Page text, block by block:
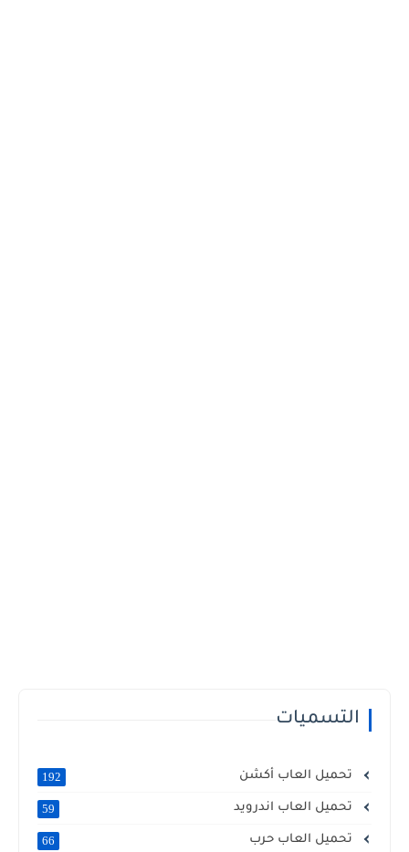
التسميات
تحميل العاب أكشن 192
تحميل العاب اندرويد 59
تحميل العاب حرب 66